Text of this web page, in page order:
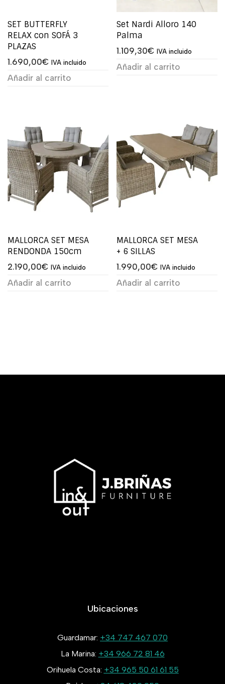
SET BUTTERFLY
RELAX con SOFÁ 3
PLAZAS
1.690,00€ IVA incluido
Añadir al carrito
Set Nardi Alloro 140
Palma
1.109,30€ IVA incluido
Añadir al carrito
MALLORCA SET MESA
RENDONDA 150cm
2.190,00€ IVA incluido
Añadir al carrito
MALLORCA SET MESA
+ 6 SILLAS
1.990,00€ IVA incluido
Añadir al carrito
Ubicaciones
Guardamar: +34 747 467 070
La Marina: +34 966 72 81 46
Orihuela Costa: +34 965 50 61 61 55